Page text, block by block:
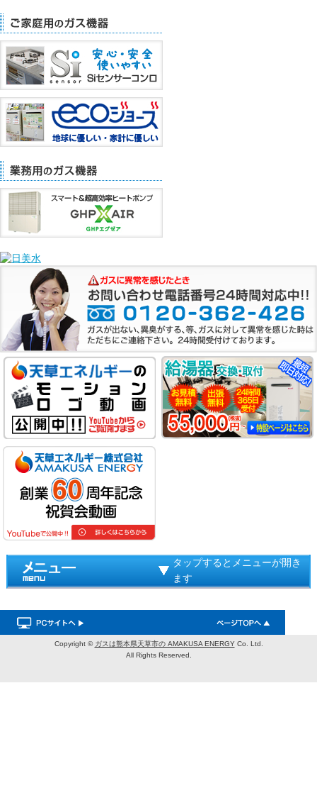
タップするとメニューが開き
ます
Copyright © ガスは熊本県天草市の AMAKUSA ENERGYCo. Ltd.
All Rights Reserved.